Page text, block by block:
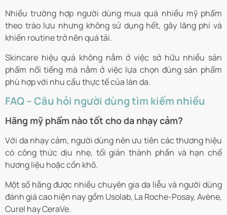
Nhiều trường hợp người dùng mua quá nhiều mỹ phẩm
theo trào lưu nhưng không sử dụng hết, gây lãng phí và
khiến routine trở nên quá tải.
Skincare hiệu quả không nằm ở việc sở hữu nhiều sản
phẩm nổi tiếng mà nằm ở việc lựa chọn đúng sản phẩm
phù hợp với nhu cầu thực tế của làn da.
FAQ – Câu hỏi người dùng tìm kiếm nhiều
Hãng mỹ phẩm nào tốt cho da nhạy cảm?
Với da nhạy cảm, người dùng nên ưu tiên các thương hiệu
có công thức dịu nhẹ, tối giản thành phần và hạn chế
hương liệu hoặc cồn khô.
Một số hãng được nhiều chuyên gia da liễu và người dùng
đánh giá cao hiện nay gồm Usolab, La Roche-Posay, Avène,
Curel hay CeraVe.